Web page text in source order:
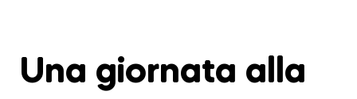
Una giornata alla